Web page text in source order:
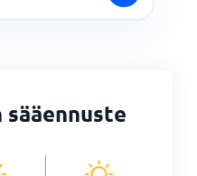
sääennuste